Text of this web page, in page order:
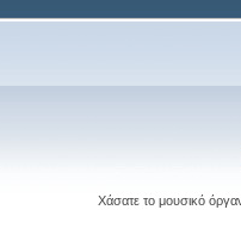
Χάσατε το μουσικό